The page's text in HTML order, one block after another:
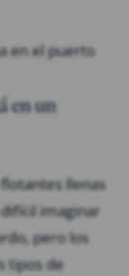
en el puerto
en un
llenas
imaginar
pero los
tipos de